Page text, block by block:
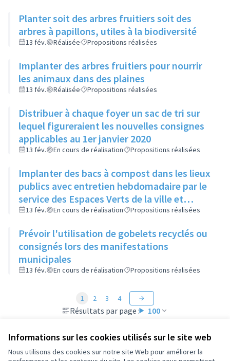
Informations sur les cookies utilisés sur le site web
Nous utilisons des cookies sur notre site Web pour améliorer la
Planter soit des arbres fruitiers soit des
arbres à papillons, utiles à la biodiversité
13 fév. Réalisée Propositions réalisées
Implanter des arbres fruitiers pour nourrir
les animaux dans des plaines
13 fév. Réalisée Propositions réalisées
Distribuer à chaque foyer un sac de tri sur
lequel figureraient les nouvelles consignes
applicables au 1er janvier 2020
13 fév. En cours de réalisation Propositions réalisées
Implanter des bacs à compost dans les lieux
publics avec entretien hebdomadaire par le
service des Espaces Verts de la ville et
réutilisation du compost dans les ronds-
13 fév. En cours de réalisation Propositions réalisées
Prévoir l'utilisation de gobelets recyclés ou
consignés lors des manifestations
municipales
13 fév. En cours de réalisation Propositions réalisées
Résultats par page : 100
1 2 3 4